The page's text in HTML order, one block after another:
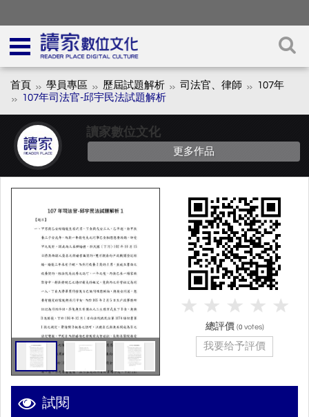
首頁 學員專區 歷屆試題解析 司法官、律師
107年
107年司法官-邱宇民法試題解析
讀家數位文化
更多作品
試閱
總評價 (0 votes)
我要给予評價